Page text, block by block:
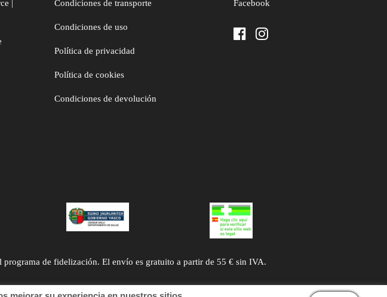
|
Condiciones de transporte
Condiciones de uso
Política de privacidad
Política de cookies
Condiciones de devolución
Facebook
de fidelización. El envío es gratuito a partir de 55 € sin IVA.